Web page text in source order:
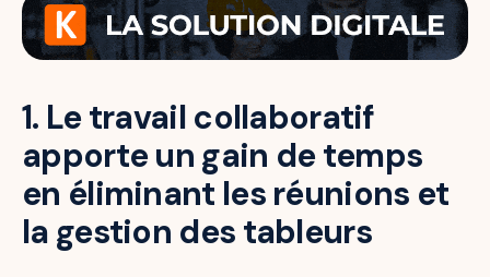
1. Le travail collaboratif
apporte un gain de temps
en éliminant les réunions et
la gestion des tableurs